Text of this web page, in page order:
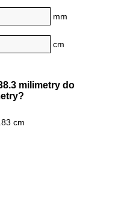
mm
cm
milimetry do
cm